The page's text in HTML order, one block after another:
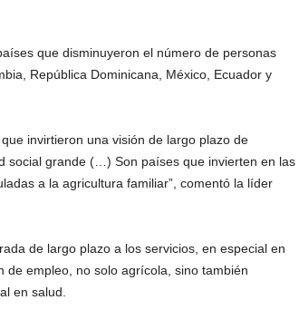
que disminuyeron el número de personas
República Dominicana, México, Ecuador y
invirtieron una visión de largo plazo de
social grande (…) Son países que invierten en las
a la agricultura familiar”, comentó la líder
de largo plazo a los servicios, en especial en
empleo, no solo agrícola, sino también
en salud.